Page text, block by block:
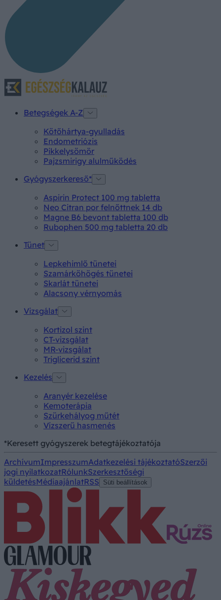
Betegségek A-Z
Kötőhártya-gyulladás
Endometriózis
Pikkelysömör
Pajzsmirigy alulműködés
Gyógyszerkereső*
Aspirin Protect 100 mg tabletta
Neo Citran por felnőttnek 14 db
Magne B6 bevont tabletta 100 db
Rubophen 500 mg tabletta 20 db
Tünet
Lepkehimlő tünetei
Szamárköhögés tünetei
Skarlát tünetei
Alacsony vérnyomás
Vizsgálat
Kortizol szint
CT-vizsgálat
MR-vizsgálat
Triglicerid szint
Kezelés
Aranyér kezelése
Kemoterápia
Szürkehályog műtét
Vízszerű hasmenés
*Keresett gyógyszerek betegtájékoztatója
ArchívumImpresszumAdatkezelési tájékoztatóSzerzői
jogi nyilatkozatRólunkSzerkesztőségi
küldetésMédiaajánlatRSS Süti beállítások